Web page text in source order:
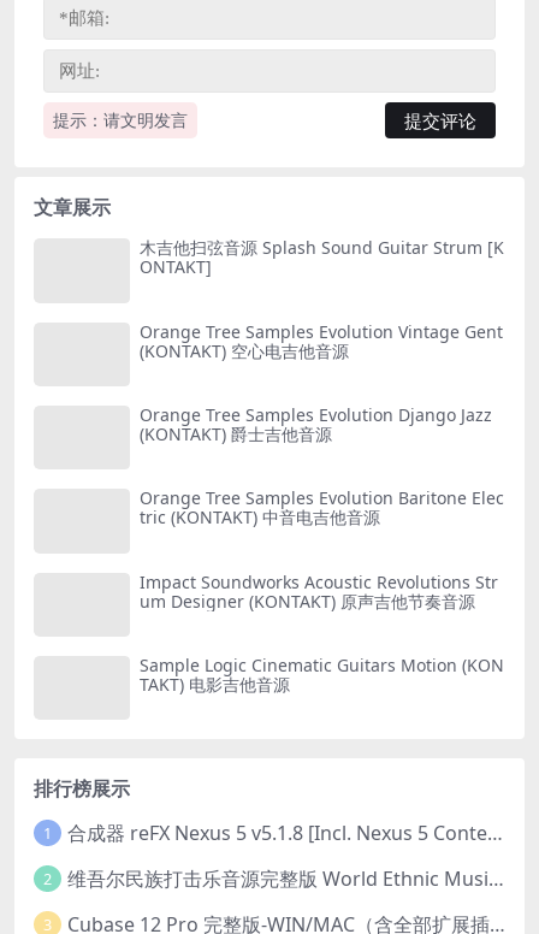
提示：请文明发言
文章展示
木吉他扫弦音源 Splash Sound Guitar Strum [K
ONTAKT]
Orange Tree Samples Evolution Vintage Gent
(KONTAKT) 空心电吉他音源
Orange Tree Samples Evolution Django Jazz
(KONTAKT) 爵士吉他音源
Orange Tree Samples Evolution Baritone Elec
tric (KONTAKT) 中音电吉他音源
Impact Soundworks Acoustic Revolutions Str
um Designer (KONTAKT) 原声吉他节奏音源
Sample Logic Cinematic Guitars Motion (KON
TAKT) 电影吉他音源
排行榜展示
1 合成器 reFX Nexus 5 v5.1.8 [Incl. Nexus 5 Content] PC/v5.1.8 MAC
2 维吾尔民族打击乐音源完整版 World Ethnic Music Uyghur Instruments v1.0.1 [KONTAKT]
3 Cubase 12 Pro 完整版-WIN/MAC（含全部扩展插件）